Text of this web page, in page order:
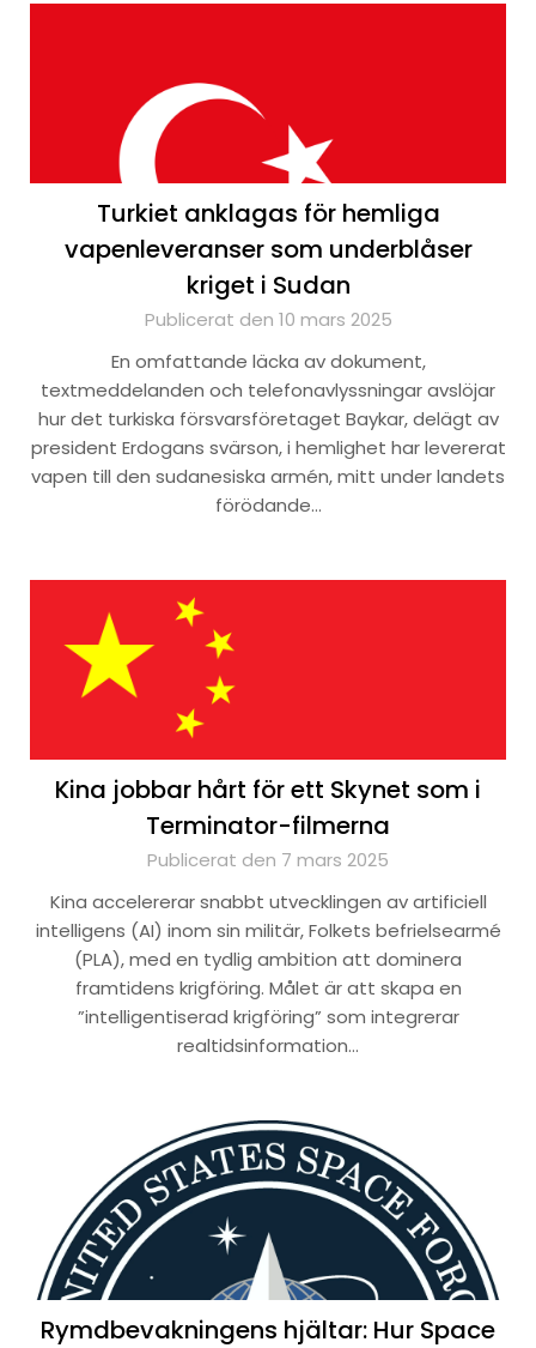
Turkiet anklagas för hemliga
vapenleveranser som underblåser
kriget i Sudan
Publicerat den 10 mars 2025
En omfattande läcka av dokument,
textmeddelanden och telefonavlyssningar avslöjar
hur det turkiska försvarsföretaget Baykar, delägt av
president Erdogans svärson, i hemlighet har levererat
vapen till den sudanesiska armén, mitt under landets
förödande…
Kina jobbar hårt för ett Skynet som i
Terminator-filmerna
Publicerat den 7 mars 2025
Kina accelererar snabbt utvecklingen av artificiell
intelligens (AI) inom sin militär, Folkets befrielsearmé
(PLA), med en tydlig ambition att dominera
framtidens krigföring. Målet är att skapa en
”intelligentiserad krigföring” som integrerar
realtidsinformation…
Rymdbevakningens hjältar: Hur Space